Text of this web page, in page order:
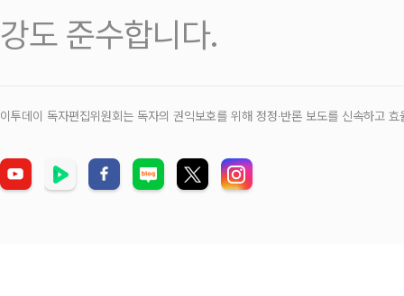
강도 준수합니다.
이투데이 독자편집위원회는 독자의 권익보호를 위해 정정‧반론 보도를 신속하고